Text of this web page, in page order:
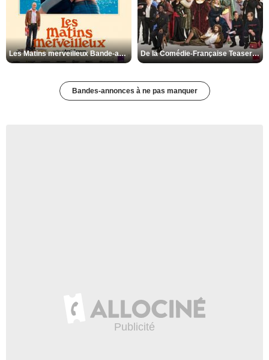
Les Matins merveilleux Bande-annonce VF De la Comédie-Française Teaser VF
Bandes-annonces à ne pas manquer